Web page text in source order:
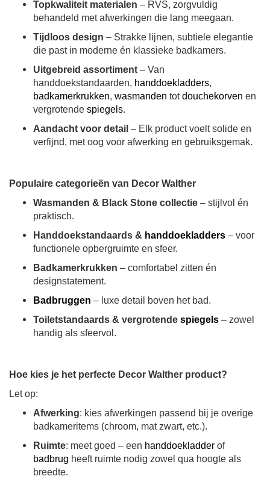
Topkwaliteit materialen – RVS, zorgvuldig
behandeld met afwerkingen die lang meegaan.
Tijdloos design – Strakke lijnen, subtiele elegantie
die past in moderne én klassieke badkamers.
Uitgebreid assortiment – Van
handdoekstandaarden, handdoekladders,
badkamerkrukken, wasmanden totdouchekorven en
vergrotende spiegels.
Aandacht voor detail – Elk product voelt solide en
verfijnd, met oog voor afwerking en gebruiksgemak.
Populaire categorieën van Decor Walther
Wasmanden & Black Stone collectie – stijlvol én
praktisch.
Handdoekstandaards & handdoekladders – voor
functionele opbergruimte en sfeer.
Badkamerkrukken – comfortabel zitten én
designstatement.
Badbruggen – luxe detail boven het bad.
Toiletstandaards & vergrotende spiegels – zowel
handig als sfeervol.
Hoe kies je het perfecte Decor Walther product?
Let op:
Afwerking: kies afwerkingen passend bij je overige
badkameritems (chroom, mat zwart, etc.).
Ruimte: meet goed – een handdoekladder of
badbrug heeft ruimte nodig zowel qua hoogte als
breedte.